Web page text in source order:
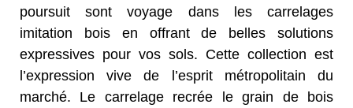
poursuit sont voyage dans les carrelages
imitation bois en offrant de belles solutions
expressives pour vos sols. Cette collection est
l’expression vive de l’esprit métropolitain du
marché. Le carrelage recrée le grain de bois